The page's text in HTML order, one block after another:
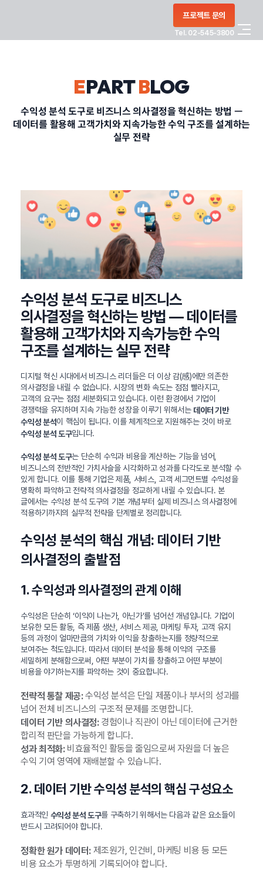
프로젝트 문의
Tel. 02-545-3800
PORTFOLIO
CONTACT
EPARTBLOG
수익성 분석 도구로 비즈니스 의사결정을 혁신하는 방법 —
데이터를 활용해 고객가치와 지속가능한 수익 구조를 설계하는
실무 전략
수익성 분석 도구로 비즈니스
의사결정을 혁신하는 방법 — 데이터를
활용해 고객가치와 지속가능한 수익
구조를 설계하는 실무 전략
디지털 혁신 시대에서 비즈니스 리더들은 더 이상 감(感)에만 의존한
의사결정을 내릴 수 없습니다. 시장의 변화 속도는 점점 빨라지고,
고객의 요구는 점점 세분화되고 있습니다. 이런 환경에서 기업이
경쟁력을 유지하며 지속 가능한 성장을 이루기 위해서는 데이터 기반
수익성 분석이 핵심이 됩니다. 이를 체계적으로 지원해주는 것이 바로
수익성 분석 도구입니다.
수익성 분석 도구는 단순히 수익과 비용을 계산하는 기능을 넘어,
비즈니스의 전반적인 가치사슬을 시각화하고 성과를 다각도로 분석할 수
있게 합니다. 이를 통해 기업은 제품, 서비스, 고객 세그먼트별 수익성을
명확히 파악하고 전략적 의사결정을 정교하게 내릴 수 있습니다. 본
글에서는 수익성 분석 도구의 기본 개념부터 실제 비즈니스 의사결정에
적용하기까지의 실무적 전략을 단계별로 정리합니다.
수익성 분석의 핵심 개념: 데이터 기반
의사결정의 출발점
1. 수익성과 의사결정의 관계 이해
수익성은 단순히 ‘이익이 나는가, 아닌가’를 넘어선 개념입니다. 기업이
보유한 모든 활동, 즉 제품 생산, 서비스 제공, 마케팅 투자, 고객 유지
등의 과정이 얼마만큼의 가치와 이익을 창출하는지를 정량적으로
보여주는 척도입니다. 따라서 데이터 분석을 통해 이익의 구조를
세밀하게 분해함으로써, 어떤 부분이 가치를 창출하고 어떤 부분이
비용을 야기하는지를 파악하는 것이 중요합니다.
전략적 통찰 제공:수익성 분석은 단일 제품이나 부서의 성과를
넘어 전체 비즈니스의 구조적 문제를 조명합니다.
데이터 기반 의사결정:경험이나 직관이 아닌 데이터에 근거한
합리적 판단을 가능하게 합니다.
성과 최적화:비효율적인 활동을 줄임으로써 자원을 더 높은
수익 기여 영역에 재배분할 수 있습니다.
2. 데이터 기반 수익성 분석의 핵심 구성요소
효과적인 수익성 분석 도구를 구축하기 위해서는 다음과 같은 요소들이
반드시 고려되어야 합니다.
정확한 원가 데이터:제조원가, 인건비, 마케팅 비용 등 모든
비용 요소가 투명하게 기록되어야 합니다.